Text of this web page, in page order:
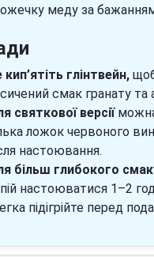
меду за
кип’ятіть глінтвейн,
смак гранату та
святкової версії
ложок червоного
настоювання.
більш глибокого
настоюватися 1–2
підігрійте перед